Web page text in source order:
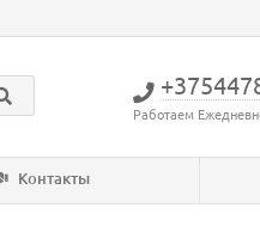
Работаем
Контакты